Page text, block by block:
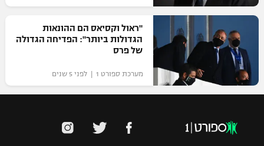
"ראול וקסיאס הם ההונאות
הגדולות ביותר": הפדיחה הגדולה
של פרס
מערכת ספורט 1 | לפני 5 שנים